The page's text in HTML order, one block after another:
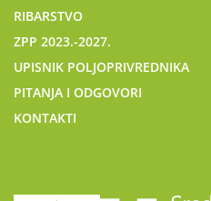
RIBARSTVO
ZPP 2023.-2027.
UPISNIK POLJOPRIVREDNIKA
PITANJA I ODGOVORI
KONTAKTI